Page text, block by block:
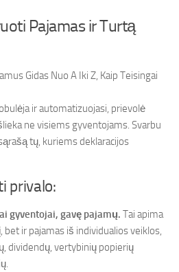
Pajamas ir Turtą
ir automatizuojasi, prievolė
ne visiems gyventojams. Svarbu
tų, kuriems deklaracijos
privalo:
gyventojai, gavę pajamų. Tai apima
ir pajamas iš individualios veiklos,
dividendų, vertybinių popierių